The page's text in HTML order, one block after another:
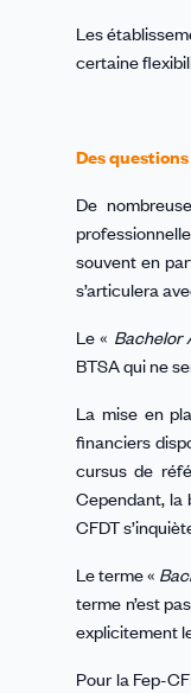
Les
certaine
Des
De
souvent en
s’articulera
Le « Bachelor
BTSA qui ne
La mise en
financiers
cursus de
Cependant, la
CFDT
Le terme «
terme n’est
explicitement
Pour la Fep-